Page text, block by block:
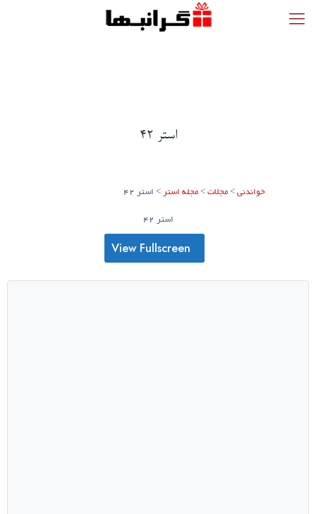
استر 42
خواندنی> مجلات> مجله استر > استر 42
استر 42
View Fullscreen